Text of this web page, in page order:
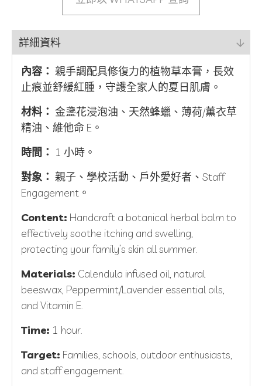
詳細資料
內容： 親手調配具修復力的植物草本膏，長效
止痕並舒緩紅腫，守護全家人的夏日肌膚。
材料： 金盞花浸泡油、天然蜂蠟、薄荷/薰衣草
精油、維他命 E。
時間： 1 小時。
對象： 親子、學校活動、戶外愛好者、Staff
Engagement。
Content: Handcraft a botanical herbal balm to
effectively soothe itching and swelling,
protecting your family’s skin all summer.
Materials: Calendula infused oil, natural
beeswax, Peppermint/Lavender essential oils,
and Vitamin E.
Time: 1 hour.
Target: Families, schools, outdoor enthusiasts,
and staff engagement.